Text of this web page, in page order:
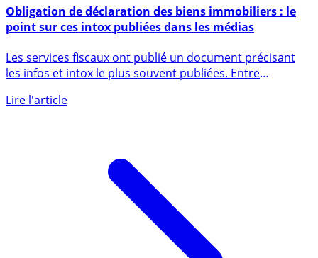
2 mai 2023
point sur ces intox publiées dans les médias
les infos et intox le plus souvent publiées. Entre